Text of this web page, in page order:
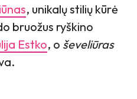
, unikalų stilių kūrė
bruožus ryškino
Estko, o ševeliūras